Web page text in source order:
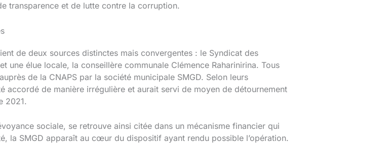
transparence et de lutte contre la corruption.
de deux sources distinctes mais convergentes : le Syndicat des
une élue locale, la conseillère communale Clémence Raharinirina. Tous
de la CNAPS par la société municipale SMGD. Selon leurs
accordé de manière irrégulière et aurait servi de moyen de détournement
2021.
sociale, se retrouve ainsi citée dans un mécanisme financier qui
la SMGD apparaît au cœur du dispositif ayant rendu possible l’opération.